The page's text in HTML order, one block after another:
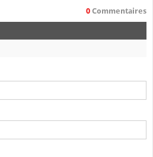
0 Commentaires